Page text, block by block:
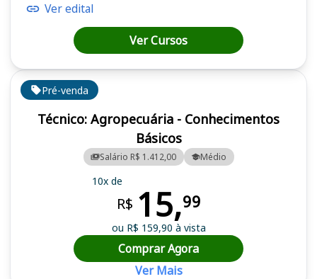
Pré-venda
Técnico: Agropecuária - Conhecimentos
Básicos
Salário R$ 1.412,00 Médio
10x de
R$ 15,99
ou R$ 159,90 à vista
Comprar Agora
Ver Mais
Ver edital
Ver Cursos